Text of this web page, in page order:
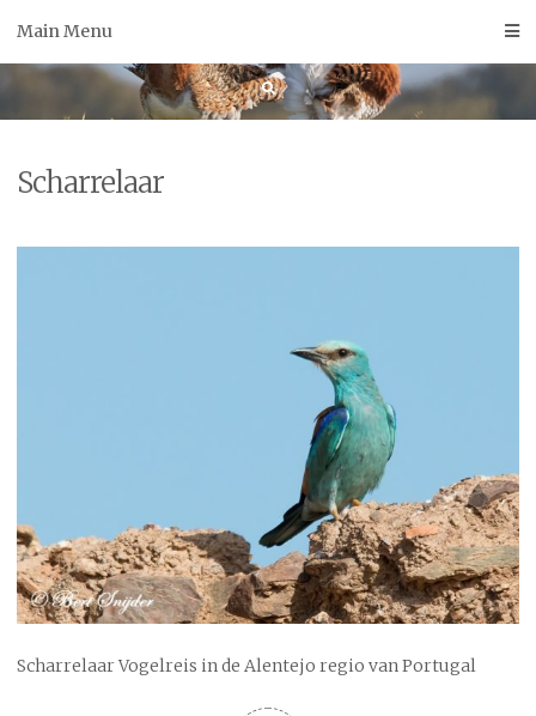
Main Menu
Scharrelaar
Scharrelaar Vogelreis in de Alentejo regio van Portugal